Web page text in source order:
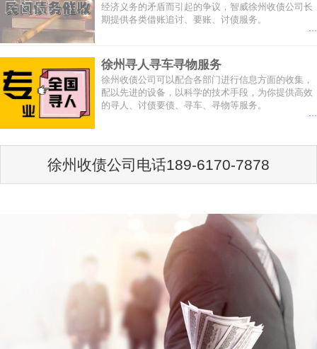
经济义务的矛盾而引起的争议，智威徐州收债公司长
期提供各类借账追讨、要账、讨债服务。
徐州寻人寻车寻物服务
徐州收债公司可以配合各部门进行信息方面的收集，
配以先进的设备，以科学的技术手段，为你提供高效
的寻人、讨债要债、寻车、寻物等服务。
徐州收债公司电话189-6170-7878